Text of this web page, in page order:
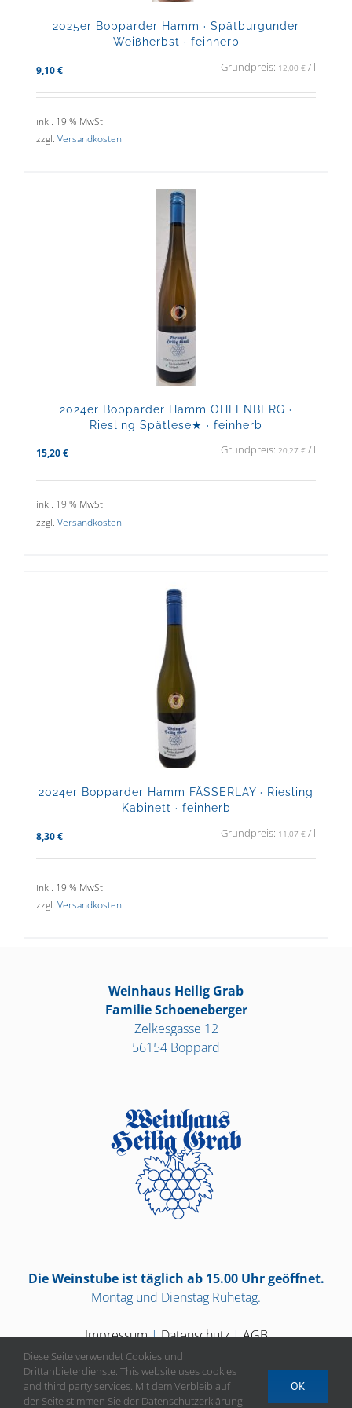
2025er Bopparder Hamm · Spätburgunder
Weißherbst · feinherb
9,10 € Grundpreis: 12,00 € / l
inkl. 19 % MwSt.
zzgl. Versandkosten
2024er Bopparder Hamm OHLENBERG ·
Riesling Spätlese★ · feinherb
15,20 € Grundpreis: 20,27 € / l
inkl. 19 % MwSt.
zzgl. Versandkosten
2024er Bopparder Hamm FÄSSERLAY · Riesling
Kabinett · feinherb
8,30 € Grundpreis: 11,07 € / l
inkl. 19 % MwSt.
zzgl. Versandkosten
Weinhaus Heilig Grab
Familie Schoeneberger
Zelkesgasse 12
56154 Boppard
Die Weinstube ist täglich ab 15.00 Uhr geöffnet.
Montag und Dienstag Ruhetag.
Impressum|Datenschutz|AGB
Diese Seite verwendet Cookies und
Drittanbieterdienste. This website uses cookies
and third party services. Mit dem Verbleib auf
der Seite stimmen Sie der Datenschutzerklärung
OK